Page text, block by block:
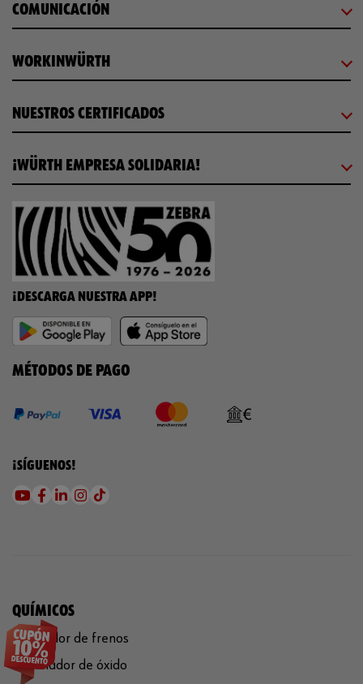
COMUNICACIÓN
WORKINWÜRTH
NUESTROS CERTIFICADOS
¡WÜRTH EMPRESA SOLIDARIA!
¡DESCARGA NUESTRA APP!
MÉTODOS DE PAGO
¡SÍGUENOS!
QUÍMICOS
Limpiador de frenos
Eliminador de óxido